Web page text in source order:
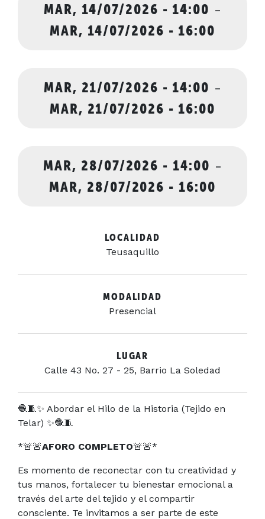
MAR, 14/07/2026 - 14:00 -
MAR, 14/07/2026 - 16:00
MAR, 21/07/2026 - 14:00 -
MAR, 21/07/2026 - 16:00
MAR, 28/07/2026 - 14:00 -
MAR, 28/07/2026 - 16:00
LOCALIDAD
Teusaquillo
MODALIDAD
Presencial
LUGAR
Calle 43 No. 27 - 25, Barrio La Soledad
🧶🧵✨ Abordar el Hilo de la Historia (Tejido en
Telar) ✨🧶🧵
*🚨🚨AFORO COMPLETO🚨🚨*
Es momento de reconectar con tu creatividad y
tus manos, fortalecer tu bienestar emocional a
través del arte del tejido y el compartir
consciente. Te invitamos a ser parte de este